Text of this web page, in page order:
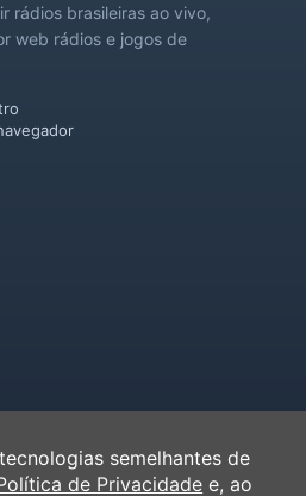
rádios brasileiras ao vivo,
web rádios e jogos de
semelhantes de
de Privacidade e, ao